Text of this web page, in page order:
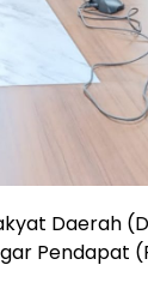
Daerah
Pendapat